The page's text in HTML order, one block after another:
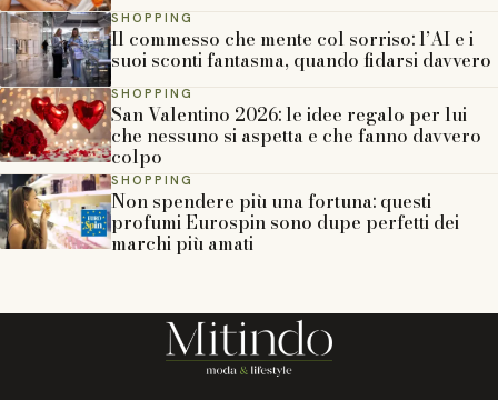
SHOPPING
Il commesso che mente col sorriso: l’AI e i
suoi sconti fantasma, quando fidarsi davvero
SHOPPING
San Valentino 2026: le idee regalo per lui
che nessuno si aspetta e che fanno davvero
colpo
SHOPPING
Non spendere più una fortuna: questi
profumi Eurospin sono dupe perfetti dei
marchi più amati